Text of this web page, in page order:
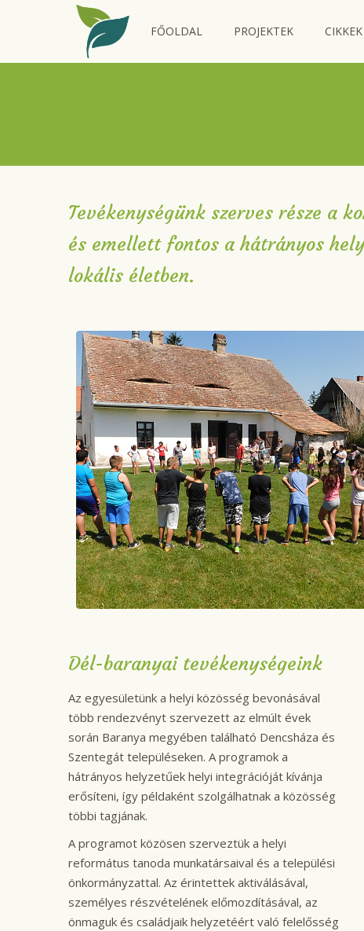
FŐOLDAL PROJEKTEK
Tevékenységünk szerves része a
és emellett fontos a hátrányos
lokális életben.
Dél-baranyai tevékenységeink
Az egyesületünk a helyi közösség bevonásával
több rendezvényt szervezett az elmúlt évek
során Baranya megyében található Dencsháza és
Szentegát településeken. A programok a
hátrányos helyzetűek helyi integrációját kívánja
erősíteni, így példaként szolgálhatnak a közösség
többi tagjának.
A programot közösen szerveztük a helyi
református tanoda munkatársaival és a települési
önkormányzattal. Az érintettek aktiválásával,
személyes részvételének előmozdításával, az
önmaguk és családjaik helyzetéért való felelősség